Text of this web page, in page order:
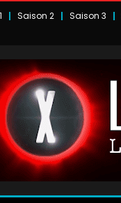
Saison 2 Saison 3